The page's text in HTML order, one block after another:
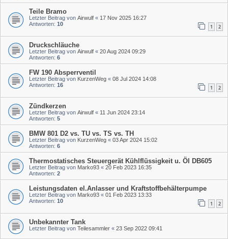
Teile Bramo
Letzter Beitrag von Airwulf « 17 Nov 2025 16:27
Antworten: 10 1 2
Druckschläuche
Letzter Beitrag von Airwulf « 20 Aug 2024 09:29
Antworten: 6
FW 190 Absperrventil
Letzter Beitrag von KurzenWeg « 08 Jul 2024 14:08
Antworten: 16 1 2
Zündkerzen
Letzter Beitrag von Airwulf « 11 Jun 2024 23:14
Antworten: 5
BMW 801 D2 vs. TU vs. TS vs. TH
Letzter Beitrag von KurzenWeg « 03 Apr 2024 15:02
Antworten: 6
Thermostatisches Steuergerät Kühlflüssigkeit u. Öl DB605
Letzter Beitrag von Marko93 « 20 Feb 2023 16:35
Antworten: 2
Leistungsdaten el.Anlasser und Kraftstoffbehälterpumpe
Letzter Beitrag von Marko93 « 01 Feb 2023 13:33
Antworten: 10 1 2
Unbekannter Tank
Letzter Beitrag von Teilesammler « 23 Sep 2022 09:41